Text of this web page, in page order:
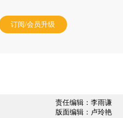
订阅/会员升级
责任编辑：李雨谦
版面编辑：卢玲艳